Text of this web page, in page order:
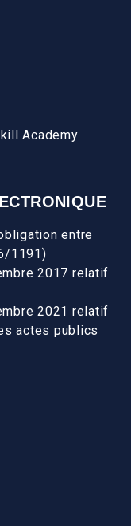
Academy
entre
1191)
2017 relatif
2021 relatif
actes publics